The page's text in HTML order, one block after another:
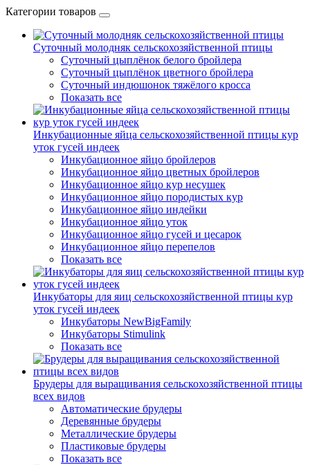
Категории товаров
Суточный молодняк сельскохозяйственной птицы
Суточный цыплёнок белого бройлера
Суточный цыплёнок цветного бройлера
Суточный индюшонок тяжёлого кросса
Показать все
Инкубационные яйца сельскохозяйственной птицы кур
уток гусей индеек
Инкубационное яйцо бройлеров
Инкубационное яйцо цветных бройлеров
Инкубационное яйцо кур несушек
Инкубационное яйцо породистых кур
Инкубационное яйцо индейки
Инкубационное яйцо уток
Инкубационное яйцо гусей и цесарок
Инкубационное яйцо перепелов
Показать все
Инкубаторы для яиц сельскохозяйственной птицы кур
уток гусей индеек
Инкубаторы NewBigFamily
Инкубаторы Stimulink
Показать все
Брудеры для выращивания сельскохозяйственной птицы
всех видов
Автоматические брудеры
Деревянные брудеры
Металлические брудеры
Пластиковые брудеры
Показать все